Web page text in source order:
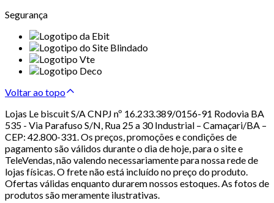
Segurança
Voltar ao topo
Lojas Le biscuit S/A CNPJ nº 16.233.389/0156-91 Rodovia BA
535 - Via Parafuso S/N, Rua 25 a 30 Industrial – Camaçari/BA –
CEP: 42.800-331. Os preços, promoções e condições de
pagamento são válidos durante o dia de hoje, para o site e
TeleVendas, não valendo necessariamente para nossa rede de
lojas físicas. O frete não está incluído no preço do produto.
Ofertas válidas enquanto durarem nossos estoques. As fotos de
produtos são meramente ilustrativas.